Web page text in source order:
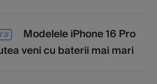
ȘI
Modelele iPhone 16 Pro
veni cu baterii mai mari